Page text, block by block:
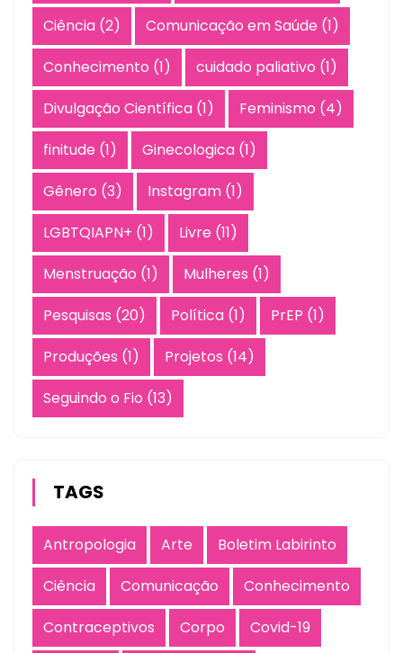
Ciência (2) Comunicação em Saúde (1)
Conhecimento (1) cuidado paliativo (1)
Divulgação Científica (1) Feminismo (4)
finitude (1) Ginecologica (1)
Gênero (3) Instagram (1)
LGBTQIAPN+ (1) Livre (11)
Menstruação (1) Mulheres (1)
Pesquisas (20) Política (1) PrEP (1)
Produções (1) Projetos (14)
Seguindo o Fio (13)
TAGS
Antropologia Arte
Boletim Labirinto
Ciência
Comunicação
Conhecimento
Contraceptivos
Corpo
Covid-19